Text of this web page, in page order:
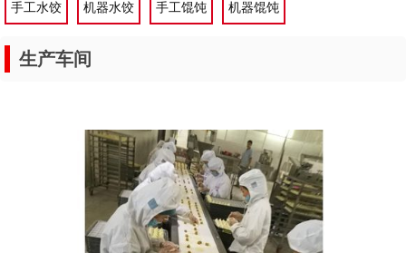
手工水饺 机器水饺 手工馄饨 机器馄饨
生产车间